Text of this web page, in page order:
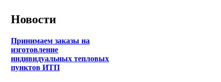
Новости
Принимаем заказы на
изготовление
индивидуальных тепловых
пунктов ИТП